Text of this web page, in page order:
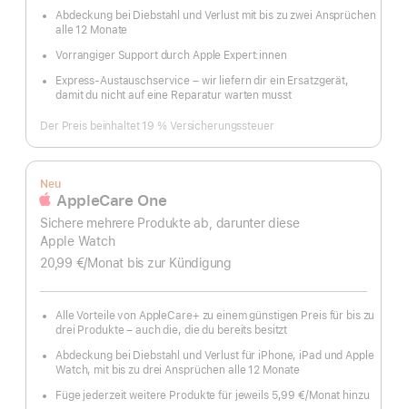
Abdeckung bei Diebstahl und Verlust mit bis zu zwei Ansprüchen
alle 12 Monate
Vorrangiger Support durch Apple Expert:innen
Express-Austauschservice – wir liefern dir ein Ersatzgerät,
damit du nicht auf eine Reparatur warten musst
Der Preis beinhaltet 19 % Versicherungssteuer
Neu
AppleCare One
Sichere mehrere Produkte ab, darunter diese
Apple Watch
20,99 €/Monat pro
bis zur Kündigung
Alle Vorteile von AppleCare+ zu einem günstigen Preis für bis zu
drei Produkte – auch die, die du bereits besitzt
Abdeckung bei Diebstahl und Verlust für iPhone, iPad und Apple
Watch, mit bis zu drei Ansprüchen alle 12 Monate
Füge jederzeit weitere Produkte für jeweils 5,99 €/Monat hinzu